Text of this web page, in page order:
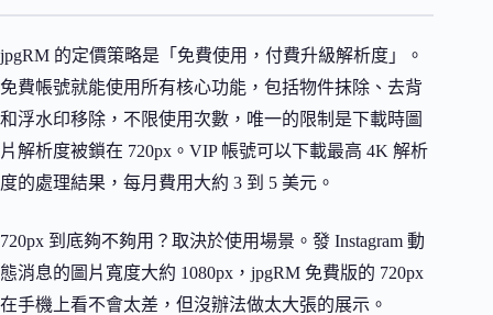
jpgRM 的定價策略是「免費使用，付費升級解析度」。
免費帳號就能使用所有核心功能，包括物件抹除、去背
和浮水印移除，不限使用次數，唯一的限制是下載時圖
片解析度被鎖在 720px。VIP 帳號可以下載最高 4K 解析
度的處理結果，每月費用大約 3 到 5 美元。
720px 到底夠不夠用？取決於使用場景。發 Instagram 動
態消息的圖片寬度大約 1080px，jpgRM 免費版的 720px
在手機上看不會太差，但沒辦法做太大張的展示。